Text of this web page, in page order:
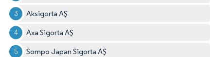
Aksigorta AŞ
Axa Sigorta AŞ
Sompo Japan Sigorta AŞ